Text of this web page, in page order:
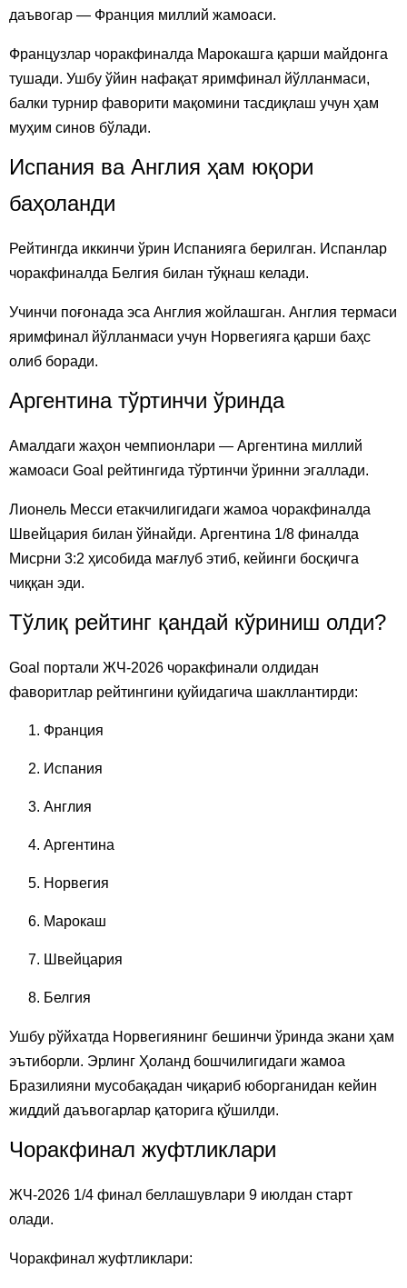
даъвогар — Франция миллий жамоаси.
Французлар чоракфиналда Марокашга қарши майдонга
тушади. Ушбу ўйин нафақат яримфинал йўлланмаси,
балки турнир фаворити мақомини тасдиқлаш учун ҳам
муҳим синов бўлади.
Испания ва Англия ҳам юқори
баҳоланди
Рейтингда иккинчи ўрин Испанияга берилган. Испанлар
чоракфиналда Белгия билан тўқнаш келади.
Учинчи поғонада эса Англия жойлашган. Англия термаси
яримфинал йўлланмаси учун Норвегияга қарши баҳс
олиб боради.
Аргентина тўртинчи ўринда
Амалдаги жаҳон чемпионлари — Аргентина миллий
жамоаси Goal рейтингида тўртинчи ўринни эгаллади.
Лионель Месси етакчилигидаги жамоа чоракфиналда
Швейцария билан ўйнайди. Аргентина 1/8 финалда
Мисрни 3:2 ҳисобида мағлуб этиб, кейинги босқичга
чиққан эди.
Тўлиқ рейтинг қандай кўриниш олди?
Goal портали ЖЧ-2026 чоракфинали олдидан
фаворитлар рейтингини қуйидагича шакллантирди:
Франция
Испания
Англия
Аргентина
Норвегия
Марокаш
Швейцария
Белгия
Ушбу рўйхатда Норвегиянинг бешинчи ўринда экани ҳам
эътиборли. Эрлинг Ҳоланд бошчилигидаги жамоа
Бразилияни мусобақадан чиқариб юборганидан кейин
жиддий даъвогарлар қаторига қўшилди.
Чоракфинал жуфтликлари
ЖЧ-2026 1/4 финал беллашувлари 9 июлдан старт
олади.
Чоракфинал жуфтликлари: